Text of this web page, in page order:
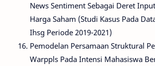
News Sentiment Sebagai Deret
Harga Saham (Studi Kasus Pada
Ihsg Periode 2019-2021)
Pemodelan Persamaan Struktural
Warppls Pada Intensi Mahasiswa